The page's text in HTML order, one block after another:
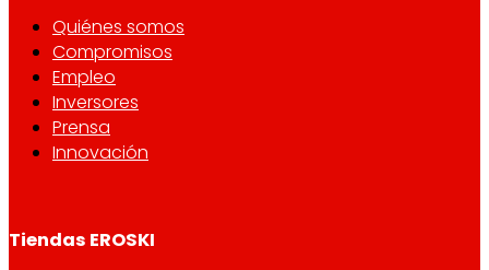
Quiénes somos
Compromisos
Empleo
Inversores
Prensa
Innovación
Tiendas EROSKI